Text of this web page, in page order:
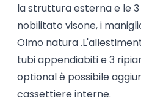
la struttura esterna e le
nobilitato visone, i
Olmo natura
tubi appendiabiti e 3
optional è possibile
cassettiere interne.